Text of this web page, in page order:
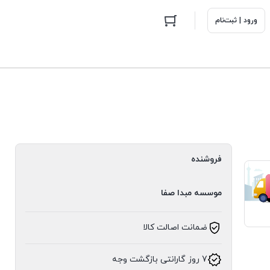
ورود | ثبت‌نام
فروشنده
موسسه مبدا صفا
ضمانت اصالت کالا
7 روز گارانتی بازگشت وجه